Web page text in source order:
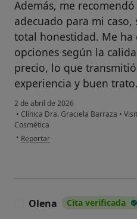
Además, me
adecuado para mi caso,
total honestidad. Me
opciones según la
precio, lo que
experiencia y buen trato.
2 de abril de 2026
• Clínica Dra. Graciela Barraza •
Cosmética
• en opinión del usuario M.P.
Reportar
Olena Cita verificada